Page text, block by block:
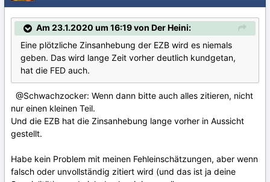
Am 23.1.2020 um 16:19 von Der Heini:
Eine plötzliche Zinsanhebung der EZB wird es niemals
geben. Das wird lange Zeit vorher deutlich kundgetan,
hat die FED auch.
@Schwachzocker: Wenn dann bitte auch alles zitieren, nicht
nur einen kleinen Teil.
Und die EZB hat die Zinsanhebung lange vorher in Aussicht
gestellt.
Habe kein Problem mit meinen Fehleinschätzungen, aber wenn
falsch oder unvollständig zitiert wird (und das ist ja deine